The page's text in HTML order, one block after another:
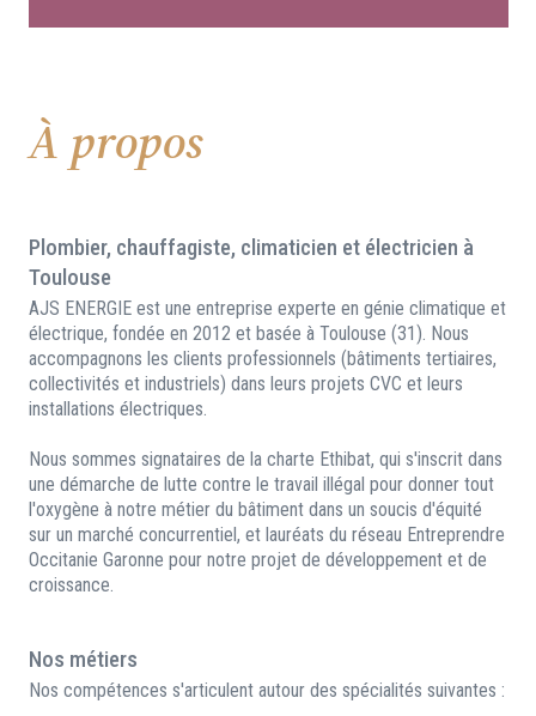
À propos
Plombier, chauffagiste, climaticien et électricien à
Toulouse
AJS ENERGIE est une entreprise experte en génie climatique et
électrique, fondée en 2012 et basée à Toulouse (31). Nous
accompagnons les clients professionnels (bâtiments tertiaires,
collectivités et industriels) dans leurs projets CVC et leurs
installations électriques.
Nous sommes signataires de la charte Ethibat, qui s'inscrit dans
une démarche de lutte contre le travail illégal pour donner tout
l'oxygène à notre métier du bâtiment dans un soucis d'équité
sur un marché concurrentiel, et lauréats du réseau Entreprendre
Occitanie Garonne pour notre projet de développement et de
croissance.
Nos métiers
Nos compétences s'articulent autour des spécialités suivantes :